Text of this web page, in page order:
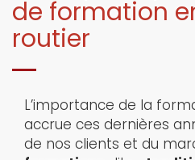
de formation
routier
L’importance de la
accrue ces dernières
de nos clients et du